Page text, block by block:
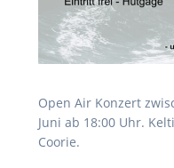
Open Air Konzert
Juni ab 18:00 Uhr.
Coorie.